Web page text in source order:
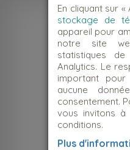
En cliquant sur
stockage de
appareil pour
notre site
statistiques
Analytics. Le
important
aucune
consentement.
vous invitons
conditions.
Plus